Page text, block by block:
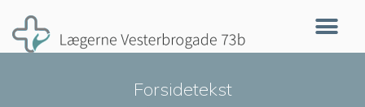
Forsidetekst